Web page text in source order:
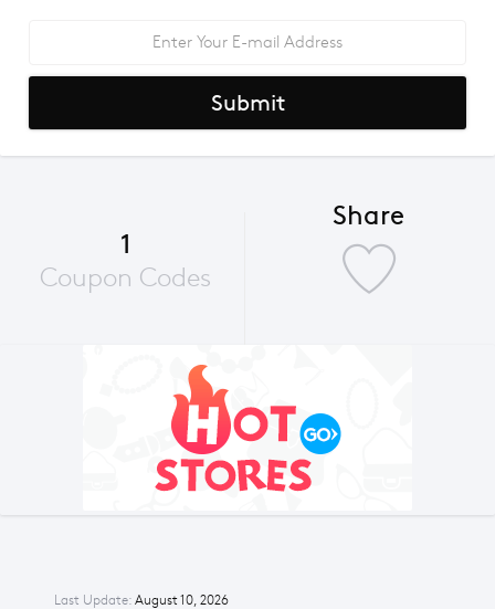
Last Update: August 10, 2026
Submit
1
Coupon Codes
Share